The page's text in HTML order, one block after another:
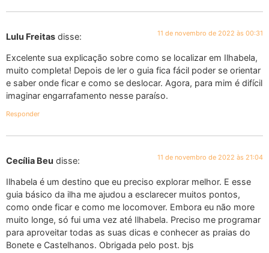
Lulu Freitas disse: 11 de novembro de 2022 às 00:31
Excelente sua explicação sobre como se localizar em Ilhabela,
muito completa! Depois de ler o guia fica fácil poder se orientar
e saber onde ficar e como se deslocar. Agora, para mim é difícil
imaginar engarrafamento nesse paraíso.
Responder
Cecília Beu disse: 11 de novembro de 2022 às 21:04
Ilhabela é um destino que eu preciso explorar melhor. E esse
guia básico da ilha me ajudou a esclarecer muitos pontos,
como onde ficar e como me locomover. Embora eu não more
muito longe, só fui uma vez até Ilhabela. Preciso me programar
para aproveitar todas as suas dicas e conhecer as praias do
Bonete e Castelhanos. Obrigada pelo post. bjs